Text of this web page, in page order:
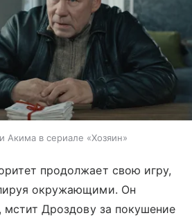
Акима в сериале «Хозяин»
продолжает свою игру,
окружающими. Он
мстит Дроздову за покушение